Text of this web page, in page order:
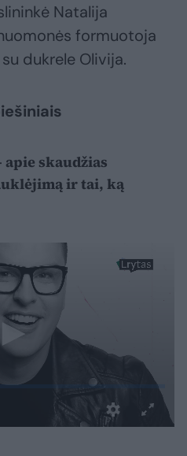
Natalija
formuotoja
dukrele Olivija.
apie skaudžias
ir tai, ką